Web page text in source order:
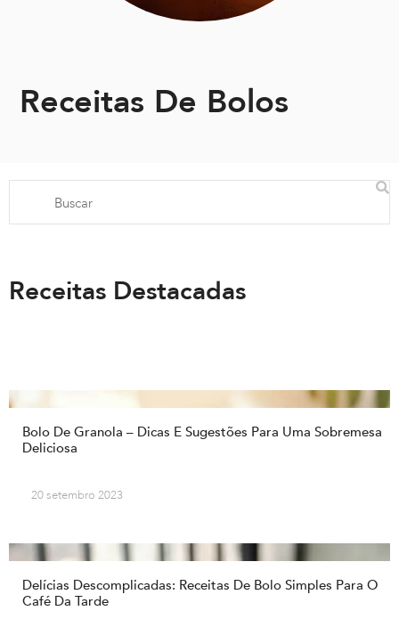
Receitas De Bolos
Receitas Destacadas
Bolo De Granola – Dicas E Sugestões Para Uma Sobremesa
Deliciosa
20 setembro 2023
Delícias Descomplicadas: Receitas De Bolo Simples Para O
Café Da Tarde